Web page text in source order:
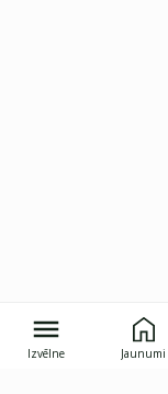
Izvēlne Jaunumi